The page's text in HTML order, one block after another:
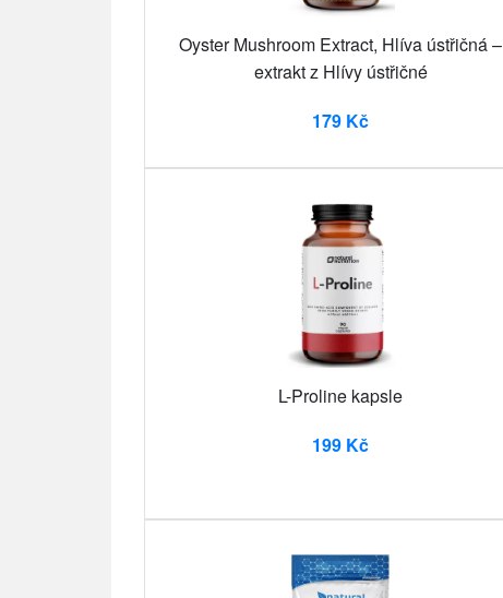
Oyster Mushroom Extract, Hlíva ústřičná –
extrakt z Hlívy ústřičné
179 Kč
L-Proline kapsle
199 Kč